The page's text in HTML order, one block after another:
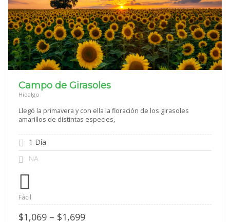
Campo de Girasoles
Hidalgo
Llegó la primavera y con ella la floración de los girasoles
amarillos de distintas especies,
1 Día
NA
Fácil
$1,069 – $1,699Price